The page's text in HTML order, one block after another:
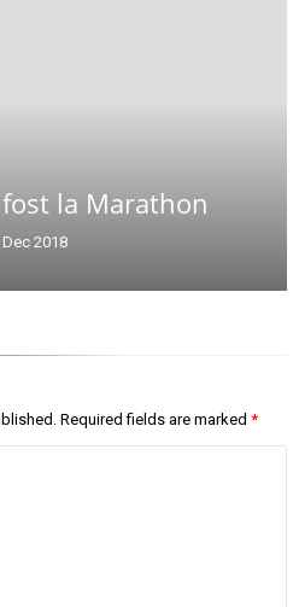
fost la Marathon
Dec 2018
Required fields are marked *